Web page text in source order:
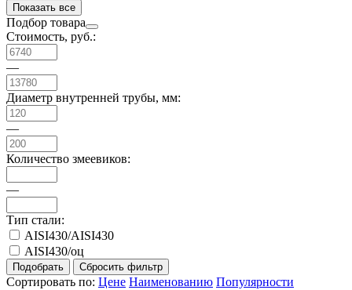
Показать все
Подбор товара
Стоимость, руб.:
—
Диаметр внутренней трубы, мм:
—
Количество змеевиков:
—
Тип стали:
AISI430/AISI430
AISI430/оц
Сортировать по: Цене Наименованию Популярности